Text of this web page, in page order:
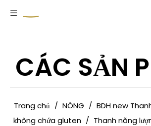
CÁC SẢN
Trang chủ / NÓNG / BDH new
không chứa gluten / Thanh năng